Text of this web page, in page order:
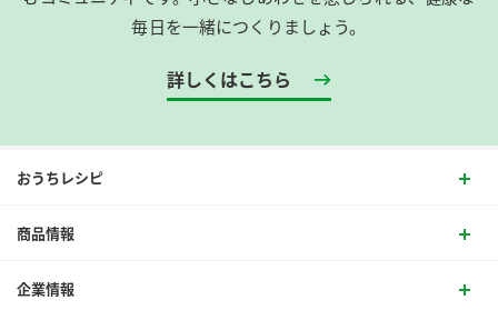
毎日を一緒につくりましょう。
詳しくはこちら
おうちレシピ
商品情報
企業情報